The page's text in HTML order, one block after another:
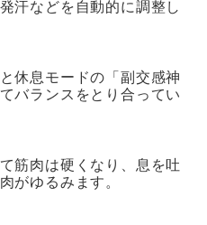
汗などを自動的に調整し
休息モードの「副交感神
バランスをとり合ってい
筋肉は硬くなり、息を吐
がゆるみます。